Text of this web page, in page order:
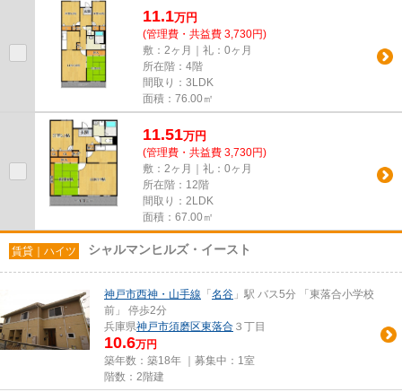
11.1万円
(管理費・共益費 3,730円)
敷：2ヶ月｜礼：0ヶ月
所在階：4階
間取り：3LDK
面積：76.00㎡
11.51万円
(管理費・共益費 3,730円)
敷：2ヶ月｜礼：0ヶ月
所在階：12階
間取り：2LDK
面積：67.00㎡
賃貸｜ハイツ シャルマンヒルズ・イースト
神戸市西神・山手線 「 名谷 」駅 バス5分 「東落合小学校
前」 停歩2分
兵庫県神戸市須磨区東落合 ３丁目
10.6万円
築年数：築18年 ｜募集中： 1室
階数：2階建